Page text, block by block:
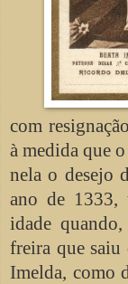
com
à medida que
nela o desejo
ano de 1333,
idade
freira que saiu
Imelda, como